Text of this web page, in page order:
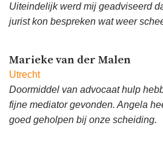
Uiteindelijk werd mij geadviseerd
jurist kon bespreken wat weer
Marieke van der Malen
Utrecht
Doormiddel van advocaat hulp
fijne mediator gevonden. Angela
goed geholpen bij onze scheiding.